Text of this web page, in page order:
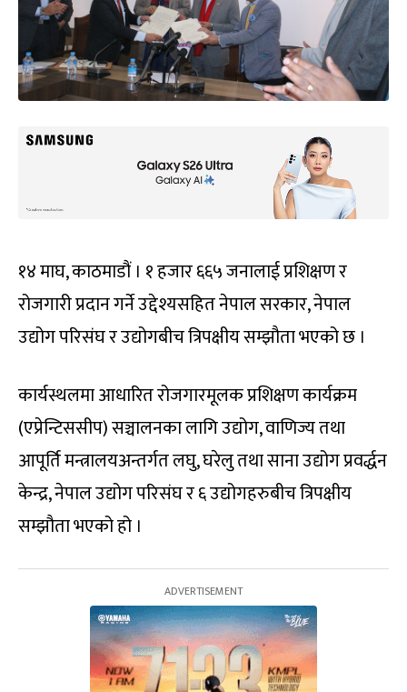
१४ माघ, काठमाडौं । १ हजार ६६५ जनालाई प्रशिक्षण र
रोजगारी प्रदान गर्ने उद्देश्यसहित नेपाल सरकार, नेपाल
उद्योग परिसंघ र उद्योगबीच त्रिपक्षीय सम्झौता भएको छ ।
कार्यस्थलमा आधारित रोजगारमूलक प्रशिक्षण कार्यक्रम
(एप्रेन्टिससीप) सञ्चालनका लागि उद्योग, वाणिज्य तथा
आपूर्ति मन्त्रालयअन्तर्गत लघु, घरेलु तथा साना उद्योग प्रवर्द्धन
केन्द्र, नेपाल उद्योग परिसंघ र ६ उद्योगहरुबीच त्रिपक्षीय
सम्झौता भएको हो ।